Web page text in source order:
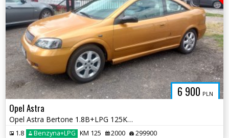
6 900 PLN
Opel Astra
Opel Astra Bertone 1.8B+LPG 125KM 2000r * zadbane wnętrze * TORUŃ
1.8 Benzyna+LPG KM 125 2000 299900